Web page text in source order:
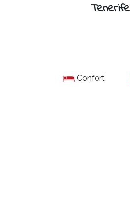
Tenerife
Confort